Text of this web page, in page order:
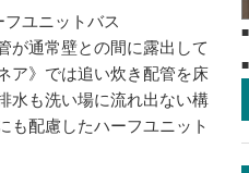
ユニットバス
が通常壁との間に露出して
ア》では追い炊き配管を床
水も洗い場に流れ出ない構
も配慮したハーフユニット